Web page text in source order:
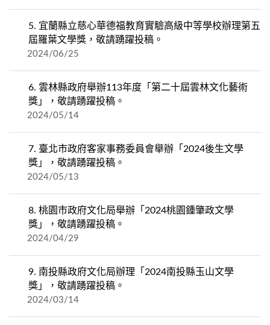
5. 宜蘭縣立慈心華德福教育實驗高級中等學校辦理第五
屆羅葉文學獎，敬請踴躍投稿。
2024/06/25
6. 雲林縣政府舉辦113年度「第二十屆雲林文化藝術
獎」，敬請踴躍投稿。
2024/05/14
7. 臺北市政府客家事務委員會舉辦「2024後生文學
獎」，敬請踴躍投稿。
2024/05/13
8. 桃園市政府文化局舉辦「2024桃園鍾肇政文學
獎」，敬請踴躍投稿。
2024/04/29
9. 南投縣政府文化局辦理「2024南投縣玉山文學
獎」，敬請踴躍投稿。
2024/03/14